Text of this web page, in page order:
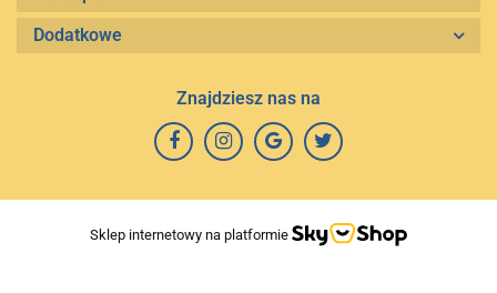
Dodatkowe
Znajdziesz nas na
Sklep internetowy na platformie